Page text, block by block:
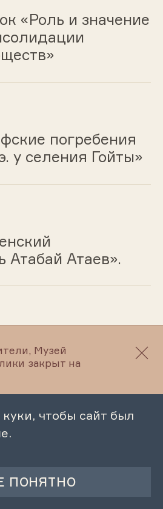
«Роль и значение
погребения
у селения Гойты»
Атабай Атаев».
Айдамирова -
народа»
«История
Музей
закрыт на
чтобы сайт был